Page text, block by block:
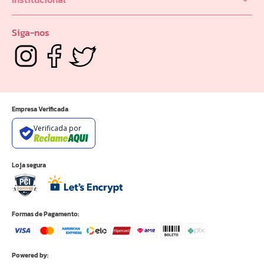
Privacidade e Segurança
Portal do Distribuidor
Siga-nos
Empresa Verificada
Verificada por
Loja segura
Formas de Pagamento:
Powered by: